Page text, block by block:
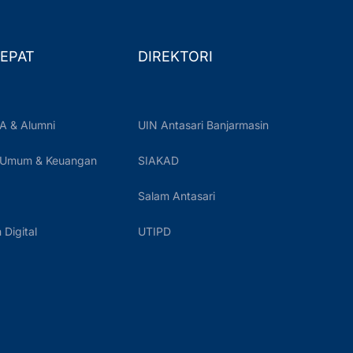
& Alumni
& Keuangan
Digital
DIREKTORI
UIN Antasari Banjarmasin
SIAKAD
Salam Antasari
UTIPD